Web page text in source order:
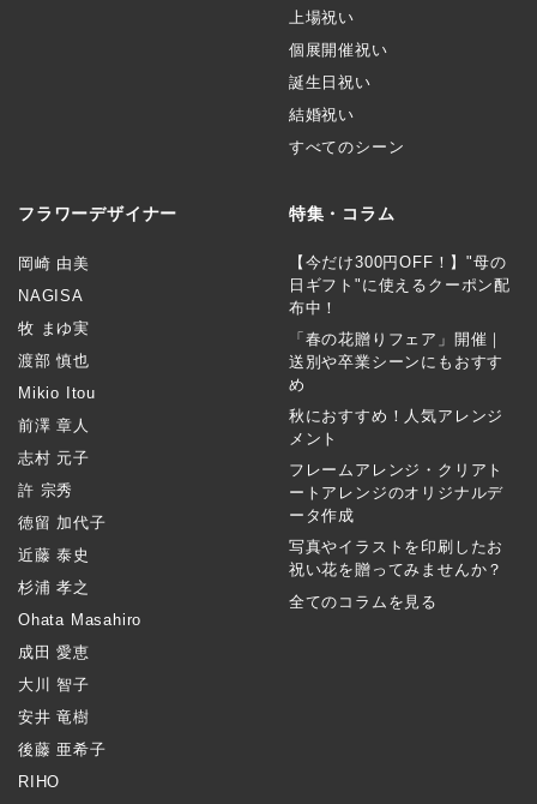
上場祝い
個展開催祝い
誕生日祝い
結婚祝い
すべてのシーン
フラワーデザイナー
岡崎 由美
NAGISA
牧 まゆ実
渡部 慎也
Mikio Itou
前澤 章人
志村 元子
許 宗秀
徳留 加代子
近藤 泰史
杉浦 孝之
Ohata Masahiro
成田 愛恵
大川 智子
安井 竜樹
後藤 亜希子
RIHO
特集・コラム
【今だけ300円OFF！】"母の
日ギフト"に使えるクーポン配
布中！
「春の花贈りフェア」開催｜
送別や卒業シーンにもおすす
め
秋におすすめ！人気アレンジ
メント
フレームアレンジ・クリアト
ートアレンジのオリジナルデ
ータ作成
写真やイラストを印刷したお
祝い花を贈ってみませんか？
全てのコラムを見る